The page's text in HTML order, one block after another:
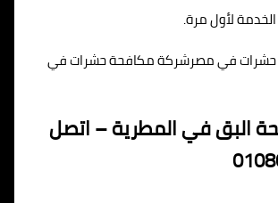
شركة مكافحة حشرات في
البق في المطرية – اتصل